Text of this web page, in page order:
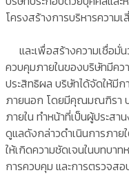
โครงสร้างการบริหารความ
และเพื่อสร้างความเชื่อมั่น
ควบคุมภายในของบริษัทมีค
ประสิทธิผล บริษัทได้จัดให้มี
ภายนอก โดยมีคุณมณฑิรา
ภายใน ทำหน้าที่เป็นผู้ประส
ดูแลดังกล่าวดำเนินการภา
ให้เกิดความชัดเจนในบทบา
การควบคุม และการตรวจสอ